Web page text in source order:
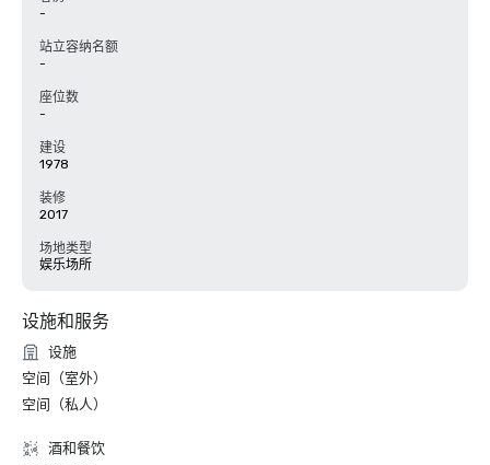
-
站立容纳名额
-
座位数
-
建设
1978
装修
2017
场地类型
娱乐场所
设施和服务
设施
空间（室外）
空间（私人）
酒和餐饮